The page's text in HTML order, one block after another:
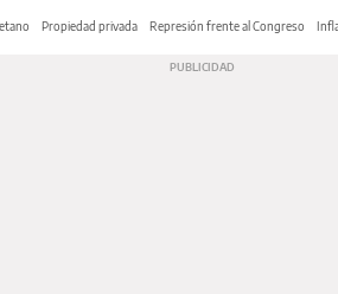
Propiedad privada Represión frente al Congreso